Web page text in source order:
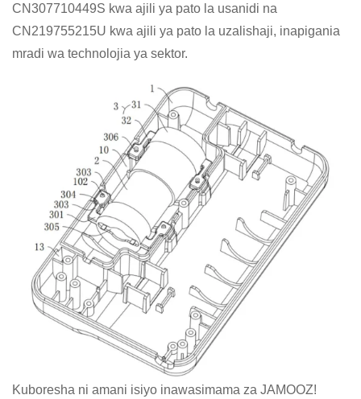
CN307710449S kwa ajili ya pato la usanidi na
CN219755215U kwa ajili ya pato la uzalishaji, inapigania
mradi wa technolojia ya sektor.
Kuboresha ni amani isiyo inawasimama za JAMOOZ!